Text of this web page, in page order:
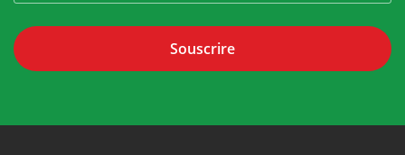
Souscrire